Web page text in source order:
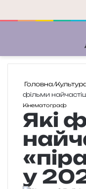
Головна/
фільми
Кінематограф
Які
у